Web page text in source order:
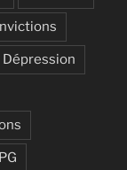
Dépression